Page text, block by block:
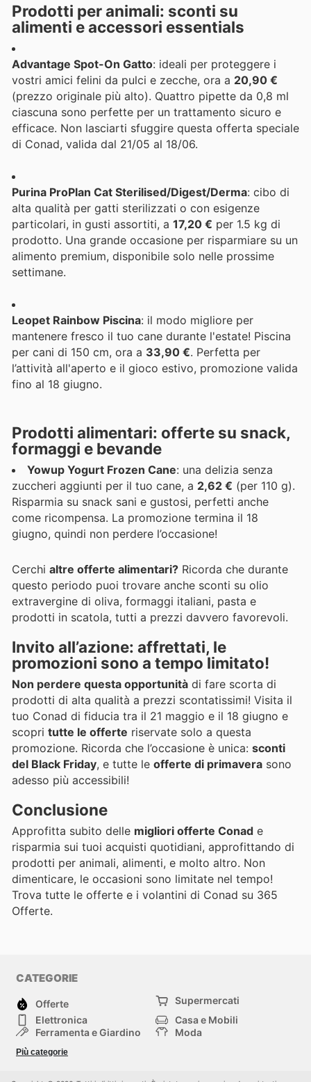
Prodotti per animali: sconti su
alimenti e accessori essentials
Advantage Spot-On Gatto: ideali per proteggere i
vostri amici felini da pulci e zecche, ora a 20,90 €
(prezzo originale più alto). Quattro pipette da 0,8 ml
ciascuna sono perfette per un trattamento sicuro e
efficace. Non lasciarti sfuggire questa offerta speciale
di Conad, valida dal 21/05 al 18/06.
Purina ProPlan Cat Sterilised/Digest/Derma: cibo di
alta qualità per gatti sterilizzati o con esigenze
particolari, in gusti assortiti, a 17,20 € per 1.5 kg di
prodotto. Una grande occasione per risparmiare su un
alimento premium, disponibile solo nelle prossime
settimane.
Leopet Rainbow Piscina: il modo migliore per
mantenere fresco il tuo cane durante l'estate! Piscina
per cani di 150 cm, ora a 33,90 €. Perfetta per
l’attività all'aperto e il gioco estivo, promozione valida
fino al 18 giugno.
Prodotti alimentari: offerte su snack,
formaggi e bevande
Yowup Yogurt Frozen Cane: una delizia senza
zuccheri aggiunti per il tuo cane, a 2,62 € (per 110 g).
Risparmia su snack sani e gustosi, perfetti anche
come ricompensa. La promozione termina il 18
giugno, quindi non perdere l’occasione!
Cerchi altre offerte alimentari? Ricorda che durante
questo periodo puoi trovare anche sconti su olio
extravergine di oliva, formaggi italiani, pasta e
prodotti in scatola, tutti a prezzi davvero favorevoli.
Invito all’azione: affrettati, le
promozioni sono a tempo limitato!
Non perdere questa opportunità di fare scorta di
prodotti di alta qualità a prezzi scontatissimi! Visita il
tuo Conad di fiducia tra il 21 maggio e il 18 giugno e
scopri tutte le offerte riservate solo a questa
promozione. Ricorda che l’occasione è unica: sconti
del Black Friday, e tutte le offerte di primavera sono
adesso più accessibili!
Conclusione
Approfitta subito delle migliori offerte Conad e
risparmia sui tuoi acquisti quotidiani, approfittando di
prodotti per animali, alimenti, e molto altro. Non
dimenticare, le occasioni sono limitate nel tempo!
Trova tutte le offerte e i volantini di Conad su 365
Offerte.
CATEGORIE
Offerte
Supermercati
Elettronica
Casa e Mobili
Ferramenta e Giardino
Moda
Bambini e Neonati
Più categorie